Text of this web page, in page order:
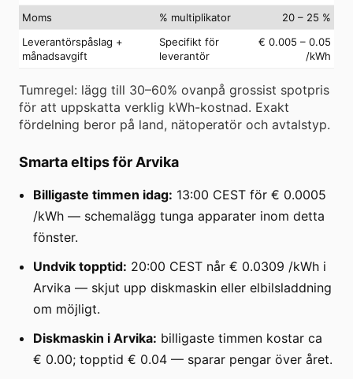
Moms
% multiplikator
20 – 25 %
Leverantörspåslag +
månadsavgift
Specifikt för
leverantör
€ 0.005 – 0.05
/kWh
Tumregel: lägg till 30–60% ovanpå grossist spotpris
för att uppskatta verklig kWh-kostnad. Exakt
fördelning beror på land, nätoperatör och avtalstyp.
Smarta eltips för Arvika
Billigaste timmen idag: 13:00 CEST för € 0.0005
/kWh — schemalägg tunga apparater inom detta
fönster.
Undvik topptid: 20:00 CEST når € 0.0309 /kWh i
Arvika — skjut upp diskmaskin eller elbilsladdning
om möjligt.
Diskmaskin i Arvika: billigaste timmen kostar ca
€ 0.00; topptid € 0.04 — sparar pengar över året.